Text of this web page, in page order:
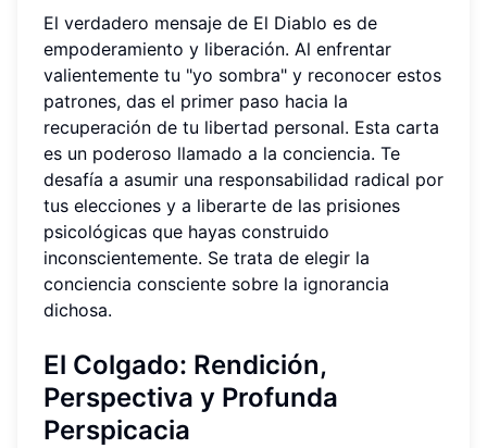
El verdadero mensaje de El Diablo es de
empoderamiento y liberación. Al enfrentar
valientemente tu "yo sombra" y reconocer estos
patrones, das el primer paso hacia la
recuperación de tu libertad personal. Esta carta
es un poderoso llamado a la conciencia. Te
desafía a asumir una responsabilidad radical por
tus elecciones y a liberarte de las prisiones
psicológicas que hayas construido
inconscientemente. Se trata de elegir la
conciencia consciente sobre la ignorancia
dichosa.
El Colgado: Rendición,
Perspectiva y Profunda
Perspicacia